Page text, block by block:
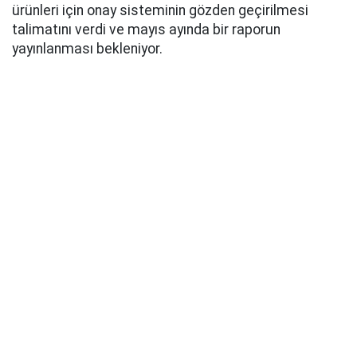
ürünleri için onay sisteminin gözden geçirilmesi
talimatını verdi ve mayıs ayında bir raporun
yayınlanması bekleniyor.